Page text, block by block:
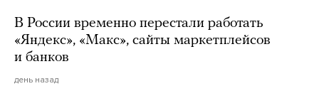
В России временно перестали работать
«Яндекс», «Макс», сайты маркетплейсов
и банков
день назад